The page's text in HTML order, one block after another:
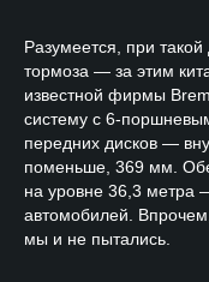
Разумеется, при
тормоза — за этим
известной фирмы
систему с 6-
передних дисков —
поменьше, 369 мм.
на уровне 36,3 метра
автомобилей.
мы и не пытались.